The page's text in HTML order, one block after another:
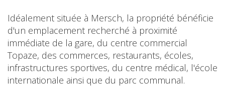
Idéalement située à Mersch, la propriété bénéficie
d'un emplacement recherché à proximité
immédiate de la gare, du centre commercial
Topaze, des commerces, restaurants, écoles,
infrastructures sportives, du centre médical, l'école
internationale ainsi que du parc communal.